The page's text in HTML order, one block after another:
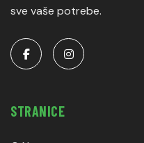
sve vaše potrebe.
STRANICE